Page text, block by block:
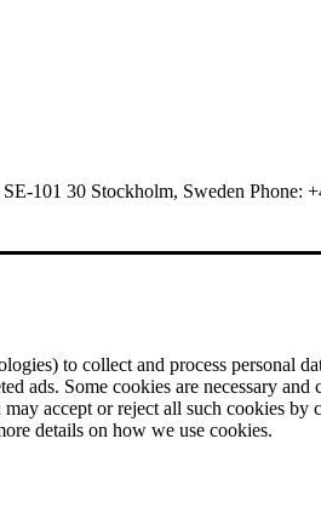
101 30 Stockholm, Sweden Phone:
to collect and process personal
ads. Some cookies are necessary
accept or reject all such cookies
details on how we use cookies.